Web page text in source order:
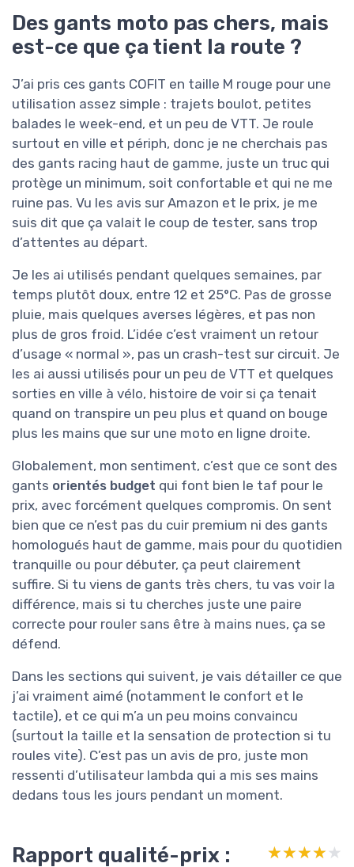
Des gants moto pas chers, mais
est-ce que ça tient la route ?
J’ai pris ces gants COFIT en taille M rouge pour une
utilisation assez simple : trajets boulot, petites
balades le week-end, et un peu de VTT. Je roule
surtout en ville et périph, donc je ne cherchais pas
des gants racing haut de gamme, juste un truc qui
protège un minimum, soit confortable et qui ne me
ruine pas. Vu les avis sur Amazon et le prix, je me
suis dit que ça valait le coup de tester, sans trop
d’attentes au départ.
Je les ai utilisés pendant quelques semaines, par
temps plutôt doux, entre 12 et 25°C. Pas de grosse
pluie, mais quelques averses légères, et pas non
plus de gros froid. L’idée c’est vraiment un retour
d’usage « normal », pas un crash-test sur circuit. Je
les ai aussi utilisés pour un peu de VTT et quelques
sorties en ville à vélo, histoire de voir si ça tenait
quand on transpire un peu plus et quand on bouge
plus les mains que sur une moto en ligne droite.
Globalement, mon sentiment, c’est que ce sont des
gants orientés budget qui font bien le taf pour le
prix, avec forcément quelques compromis. On sent
bien que ce n’est pas du cuir premium ni des gants
homologués haut de gamme, mais pour du quotidien
tranquille ou pour débuter, ça peut clairement
suffire. Si tu viens de gants très chers, tu vas voir la
différence, mais si tu cherches juste une paire
correcte pour rouler sans être à mains nues, ça se
défend.
Dans les sections qui suivent, je vais détailler ce que
j’ai vraiment aimé (notamment le confort et le
tactile), et ce qui m’a un peu moins convaincu
(surtout la taille et la sensation de protection si tu
roules vite). C’est pas un avis de pro, juste mon
ressenti d’utilisateur lambda qui a mis ses mains
dedans tous les jours pendant un moment.
Rapport qualité-prix : ★★★★★
★★★★★